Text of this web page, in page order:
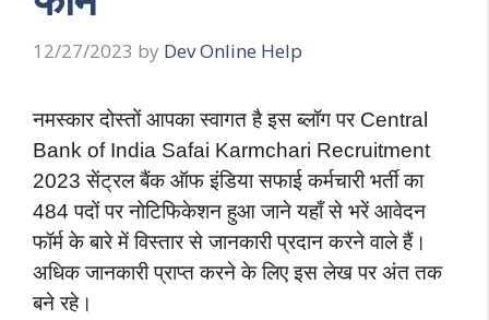
12/27/2023 by Dev Online Help
नमस्कार दोस्तों आपका स्वागत है इस ब्लॉग पर Central
Bank of India Safai Karmchari Recruitment
2023 सेंट्रल बैंक ऑफ इंडिया सफाई कर्मचारी भर्ती का
484 पदों पर नोटिफिकेशन हुआ जाने यहाँ से भरें आवेदन
फॉर्म के बारे में विस्तार से जानकारी प्रदान करने वाले हैं।
अधिक जानकारी प्राप्त करने के लिए इस लेख पर अंत तक
बने रहे।